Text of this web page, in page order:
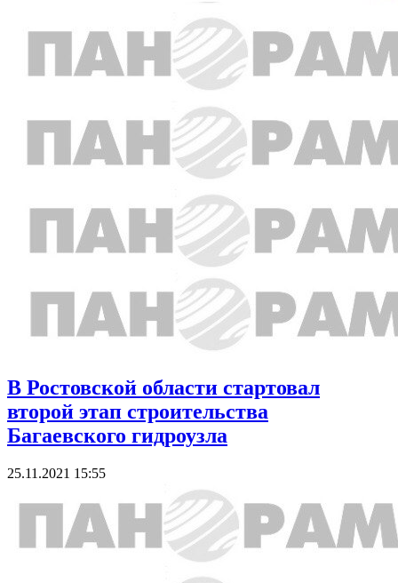
В Ростовской области стартовал
второй этап строительства
Багаевского гидроузла
25.11.2021 15:55